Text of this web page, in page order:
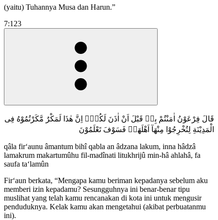
(yaitu) Tuhannya Musa dan Harun.”
7:123
قَالَ فِرْعَوْنُ اٰمَنْتُمْ بِهٖ قَبْلَ اَنْ اٰذَنَ لَكُمْۚ اِنَّ هٰذَا لَمَكْرٌ مَّكَرْتُمُوْهُ فِى
الْمَدِيْنَةِ لِتُخْرِجُوْا مِنْهَآ اَهْلَهَاۚ فَسَوْفَ تَعْلَمُوْنَ
qâla fir‘aunu âmantum bihî qabla an âdzana lakum, inna hâdzâ
lamakrum makartumûhu fil-madînati litukhrijû min-hâ ahlahâ, fa
saufa ta‘lamûn
Fir‘aun berkata, “Mengapa kamu beriman kepadanya sebelum aku
memberi izin kepadamu? Sesungguhnya ini benar-benar tipu
muslihat yang telah kamu rencanakan di kota ini untuk mengusir
penduduknya. Kelak kamu akan mengetahui (akibat perbuatanmu
ini).